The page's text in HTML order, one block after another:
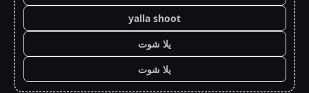
yalla shoot
يلا شوت
يلا شوت